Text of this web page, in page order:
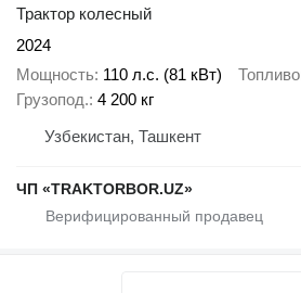
Трактор колесный
2024
Мощность 110 л.с. (81 кВт) Топливо
Грузопод. 4 200 кг
Узбекистан, Ташкент
ЧП «TRAKTORBOR.UZ»